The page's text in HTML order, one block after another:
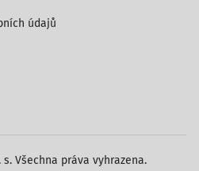
Všechna práva vyhrazena.
údajů